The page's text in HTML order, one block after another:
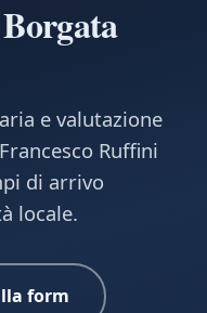
e valutazione
Ruffini
di arrivo
locale.
form